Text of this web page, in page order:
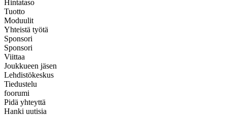
Hintataso
Tuotto
Moduulit
Yhteistä työtä
Sponsori
Sponsori
Viittaa
Joukkueen jäsen
Lehdistökeskus
Tiedustelu
foorumi
Pidä yhteyttä
Hanki uutisia